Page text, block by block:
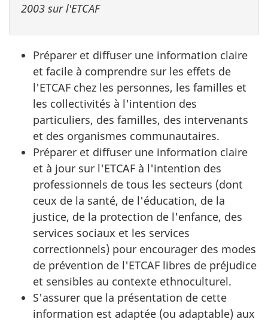
2003 sur l'ETCAF
Préparer et diffuser une information claire
et facile à comprendre sur les effets de
l'ETCAF chez les personnes, les familles et
les collectivités à l'intention des
particuliers, des familles, des intervenants
et des organismes communautaires.
Préparer et diffuser une information claire
et à jour sur l'ETCAF à l'intention des
professionnels de tous les secteurs (dont
ceux de la santé, de l'éducation, de la
justice, de la protection de l'enfance, des
services sociaux et les services
correctionnels) pour encourager des modes
de prévention de l'ETCAF libres de préjudice
et sensibles au contexte ethnoculturel.
S'assurer que la présentation de cette
information est adaptée (ou adaptable) aux